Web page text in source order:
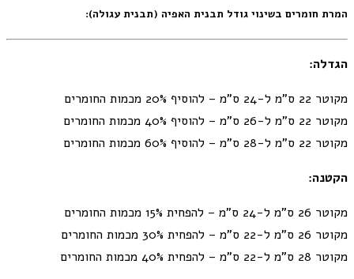
המרת חומרים בשינוי גודל תבנית האפיה (תבנית עגולה):
הגדלה:
מקוטר 22 ס"מ ל-24 ס"מ – להוסיף 20% מכמות החומרים
מקוטר 22 ס"מ ל-26 ס"מ – להוסיף 40% מכמות החומרים
מקוטר 22 ס"מ ל-28 ס"מ – להוסיף 60% מכמות החומרים
הקטנה:
מקוטר 26 ס"מ ל-24 ס"מ – להפחית 15% מכמות החומרים
מקוטר 26 ס"מ ל-22 ס"מ – להפחית 30% מכמות החומרים
מקוטר 28 ס"מ ל-22 ס"מ – להפחית 40% מכמות החומרים